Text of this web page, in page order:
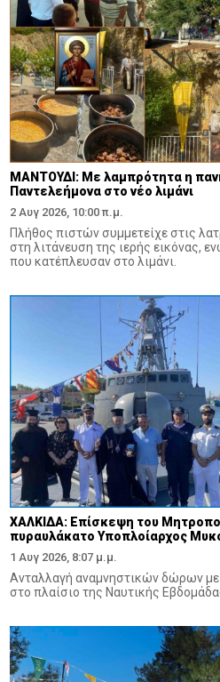
ΜΑΝΤΟΥΔΙ: Με λαμπρότητα η
Παντελεήμονα στο νέο λιμάνι
2 Αυγ 2026, 10:00 π.μ.
Πλήθος πιστών συμμετείχε στις
στη λιτάνευση της ιερής εικόνας,
που κατέπλευσαν στο λιμάνι.
ΧΑΛΚΙΔΑ: Επίσκεψη του
πυραυλάκατο Υποπλοίαρχος
1 Αυγ 2026, 8:07 μ.μ.
Ανταλλαγή αναμνηστικών δώρων με
στο πλαίσιο της Ναυτικής